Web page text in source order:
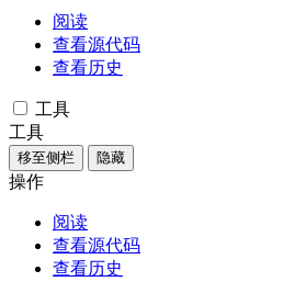
阅读
查看源代码
查看历史
工具
工具
移至侧栏 隐藏
操作
阅读
查看源代码
查看历史